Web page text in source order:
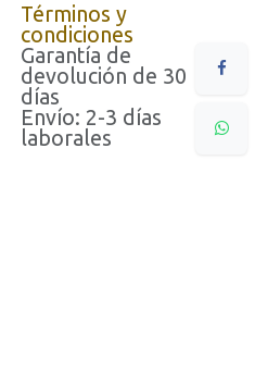
Términos y
condiciones
Garantía de
devolución de 30
días
Envío: 2-3 días
laborales